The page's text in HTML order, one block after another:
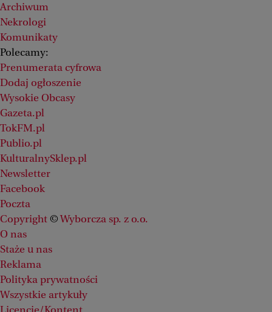
Archiwum
Nekrologi
Komunikaty
Polecamy:
Prenumerata cyfrowa
Dodaj ogłoszenie
Wysokie Obcasy
Gazeta.pl
TokFM.pl
Publio.pl
KulturalnySklep.pl
Newsletter
Facebook
Poczta
Copyright © Wyborcza sp. z o.o.
O nas
Staże u nas
Reklama
Polityka prywatności
Wszystkie artykuły
Licencje/Kontent